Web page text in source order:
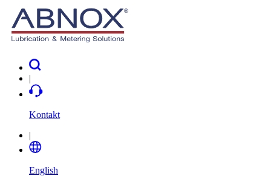
|
Kontakt
|
English